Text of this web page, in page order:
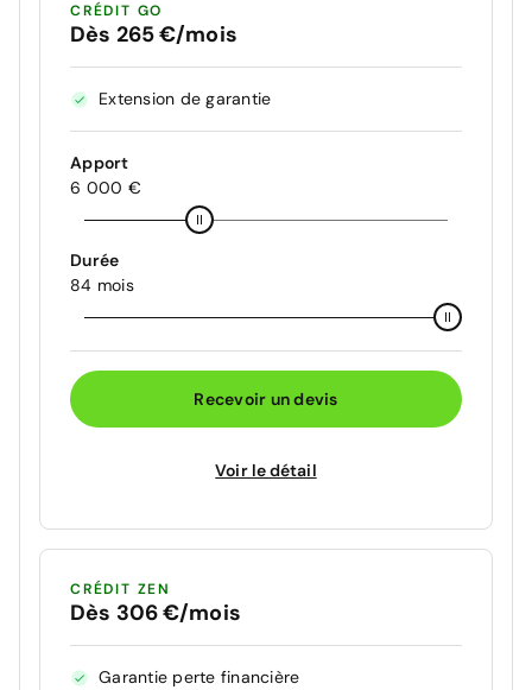
CRÉDIT GO
Dès 265 €/mois
Extension de garantie
Apport
6 000 €
Durée
84 mois
Recevoir un devis
Voir le détail
CRÉDIT ZEN
Dès 306 €/mois
Garantie perte financière